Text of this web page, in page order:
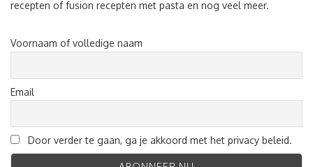
recepten of fusion recepten met pasta en nog veel meer.
Voornaam of volledige naam
Email
Door verder te gaan, ga je akkoord met het privacy beleid.